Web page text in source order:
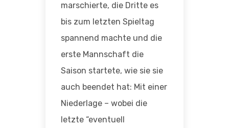
marschierte, die Dritte es
bis zum letzten Spieltag
spannend machte und die
erste Mannschaft die
Saison startete, wie sie sie
auch beendet hat: Mit einer
Niederlage – wobei die
letzte “eventuell